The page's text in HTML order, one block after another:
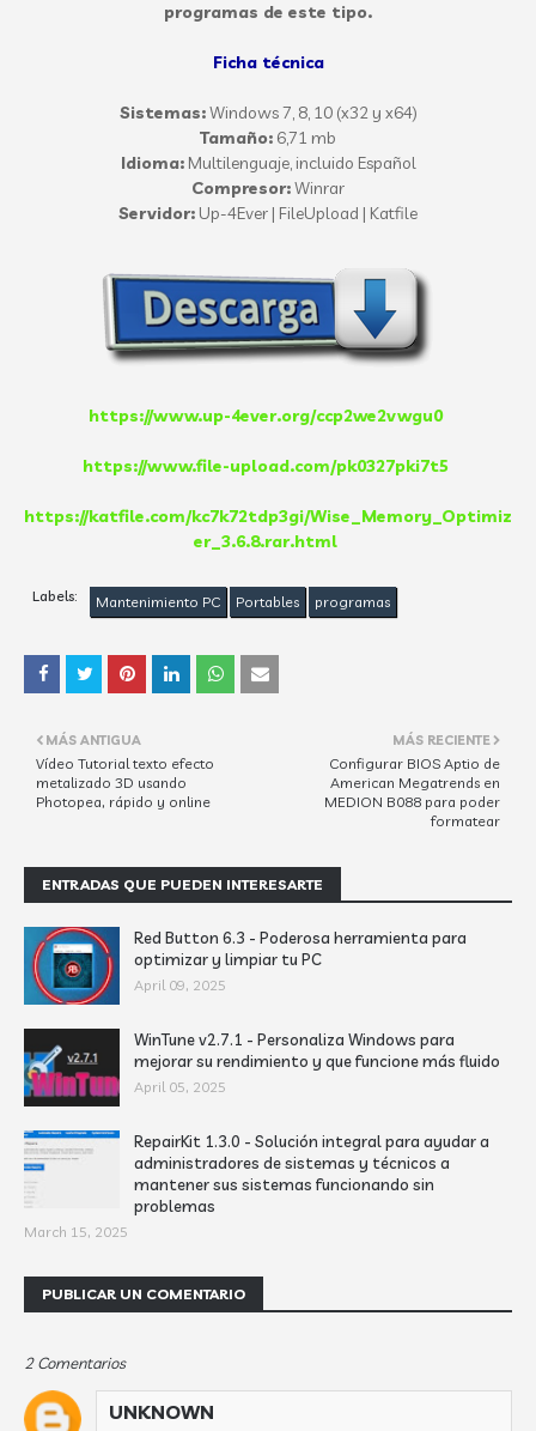
programas de este tipo.
Ficha técnica
Sistemas:Windows7, 8, 10 (x32 y x64)
Tamaño: 6,71 mb
Idioma:Multilenguaje, incluido Español
Compresor:Winrar
Servidor: Up-4Ever | FileUpload | Katfile
https://www.up-4ever.org/ccp2we2vwgu0
https://www.file-upload.com/pk0327pki7t5
https://katfile.com/kc7k72tdp3gi/Wise_Memory_Optimiz
er_3.6.8.rar.html
Labels: Mantenimiento PC Portables programas
MÁS RECIENTE
Configurar BIOS Aptio de
American Megatrends en
MEDION B088 para poder
formatear
MÁS ANTIGUA
Vídeo Tutorial texto efecto
metalizado 3D usando
Photopea, rápido y online
ENTRADAS QUE PUEDEN INTERESARTE
Red Button 6.3 - Poderosa herramienta para
optimizar y limpiar tu PC
April 09, 2025
WinTune v2.7.1 - Personaliza Windows para
mejorar su rendimiento y que funcione más fluido
April 05, 2025
RepairKit 1.3.0 - Solución integral para ayudar a
administradores de sistemas y técnicos a
mantener sus sistemas funcionando sin
problemas
March 15, 2025
PUBLICAR UN COMENTARIO
2 Comentarios
UNKNOWN